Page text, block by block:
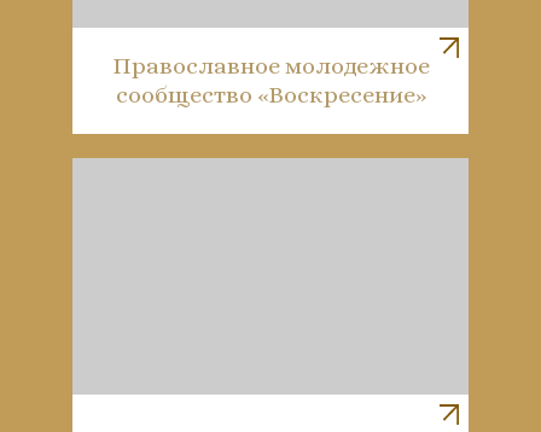
Православное молодежное
сообщество «Воскресение»